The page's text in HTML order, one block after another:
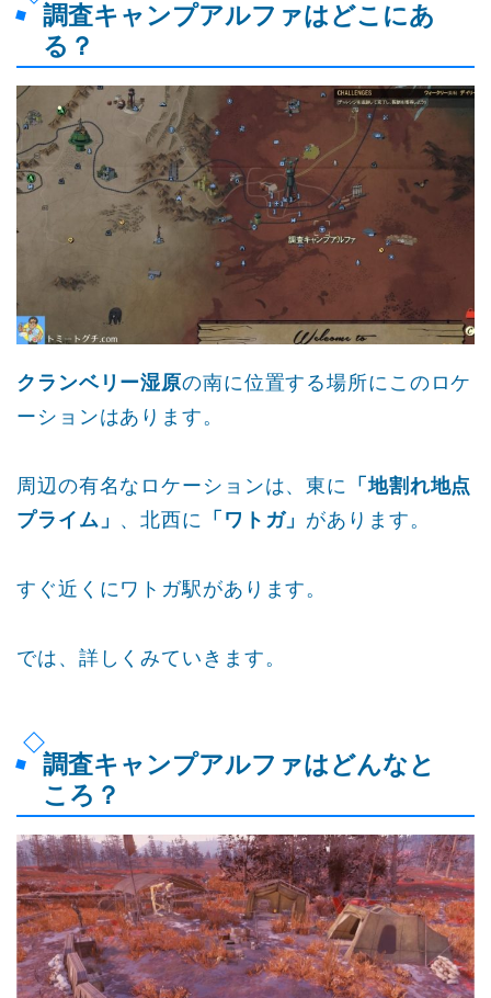
調査キャンプアルファはどこにあ
る？
クランベリー湿原の南に位置する場所にこのロケ
ーションはあります。
周辺の有名なロケーションは、東に
「地割れ地点
プライム」 、北西に 「ワトガ」 があります。
すぐ近くにワトガ駅があります。
では、詳しくみていきます。
調査キャンプアルファはどんなと
ころ？